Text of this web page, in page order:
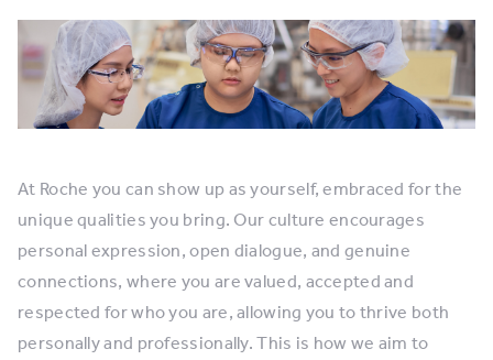
At Roche you can show up as yourself, embraced for the
unique qualities you bring. Our culture encourages
personal expression, open dialogue, and genuine
connections, where you are valued, accepted and
respected for who you are, allowing you to thrive both
personally and professionally. This is how we aim to